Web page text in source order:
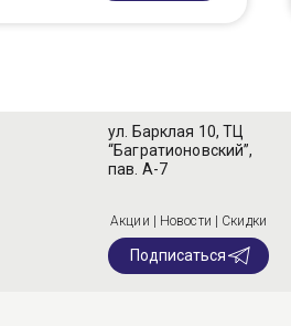
ул. Барклая 10, ТЦ
“Багратионовский”,
пав. А-7
Акции | Новости | Скидки
Подписаться